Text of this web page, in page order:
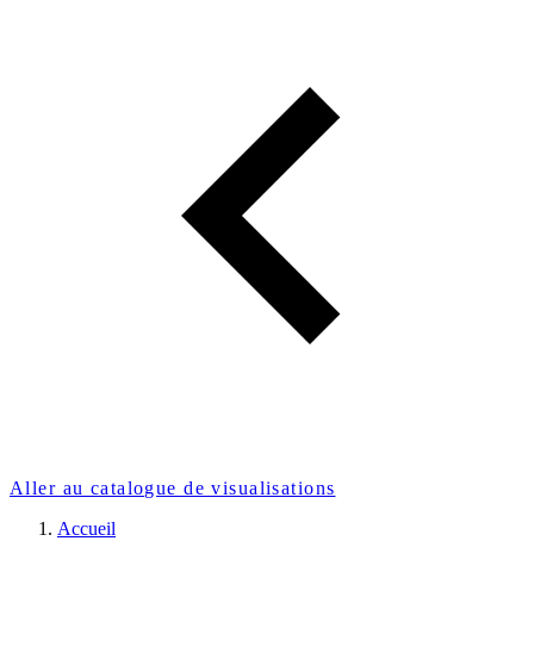
Aller au catalogue de visualisations
Accueil